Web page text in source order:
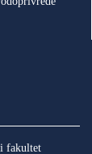
fakultet